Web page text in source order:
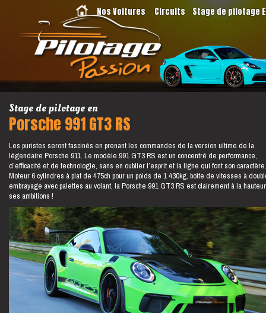
Nos Voitures Circuits Stage de pilotage
Stage de pilotage en
Porsche 991 GT3 RS
Les puristes seront fascinés en prenant les commandes de la version ultime de la
légendaire Porsche 911. Le modèle 991 GT3 RS est un concentré de performance,
d’efficacité et de technologie, sans en oublier l’esprit et la ligne qui font son caractère.
Moteur 6 cylindres à plat de 475ch pour un poids de 1 430kg, boîte de vitesses à
embrayage avec palettes au volant, la Porsche 991 GT3 RS est clairement à la
ses ambitions !